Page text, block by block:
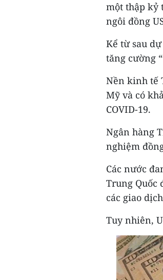
một thập kỷ
ngôi đồng
Kể từ sau
tăng cường
Nền kinh tế
Mỹ và có
COVID-19.
Ngân hàng
nghiệm
Các nước
Trung Quốc
các giao
Tuy nhiên,